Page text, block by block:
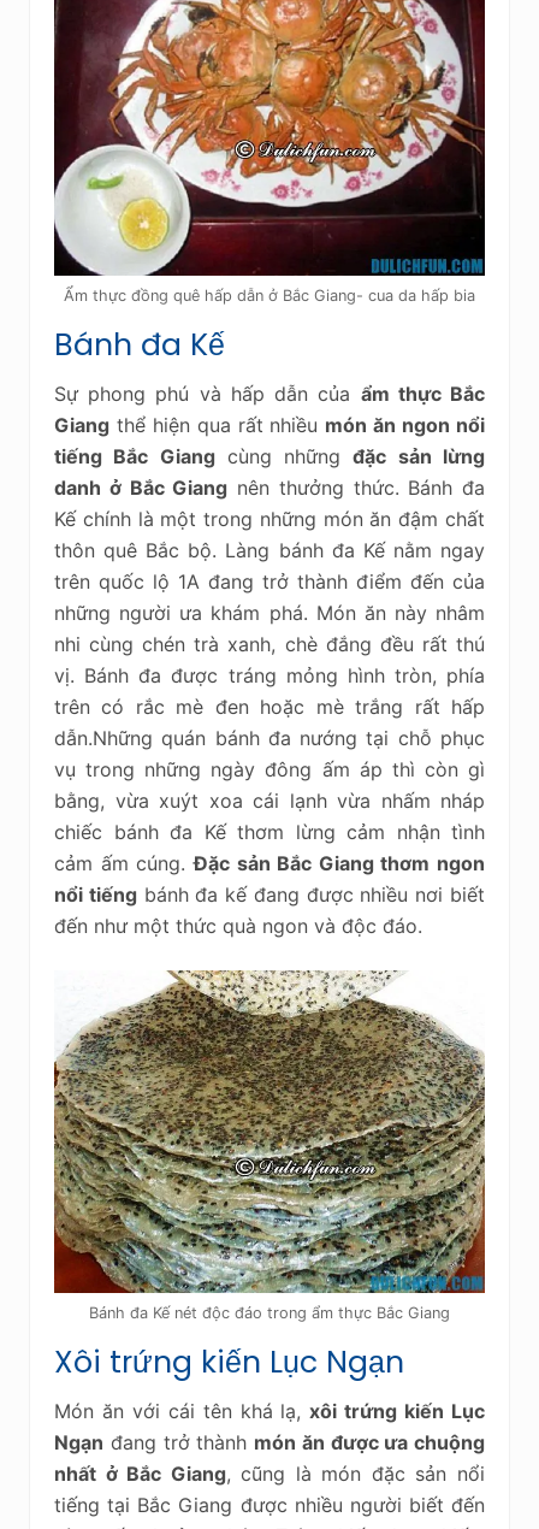
Ẩm thực đồng quê hấp dẫn ở Bắc Giang- cua da hấp bia
Bánh đa Kế
Sự phong phú và hấp dẫn của ẩm thực Bắc
Giang thể hiện qua rất nhiều món ăn ngon nổi
tiếng Bắc Giangcùng nhữngđặc sản lừng
danh ở Bắc Giang nên thưởng thức. Bánh đa
Kế chính là một trong những món ăn đậm chất
thôn quê Bắc bộ. Làng bánh đa Kế nằm ngay
trên quốc lộ 1A đang trở thành điểm đến của
những người ưa khám phá. Món ăn này nhâm
nhi cùng chén trà xanh, chè đắng đều rất thú
vị. Bánh đa được tráng mỏng hình tròn, phía
trên có rắc mè đen hoặc mè trắng rất hấp
dẫn.Những quán bánh đa nướng tại chỗ phục
vụ trong những ngày đông ấm áp thì còn gì
bằng, vừa xuýt xoa cái lạnh vừa nhấm nháp
chiếc bánh đa Kế thơm lừng cảm nhận tình
cảm ấm cúng.Đặc sản Bắc Giang thơm ngon
nổi tiếngbánh đa kế đang được nhiều nơi biết
đến như một thức quà ngon và độc đáo.
Bánh đa Kế nét độc đáo trong ẩm thực Bắc Giang
Xôi trứng kiến Lục Ngạn
Món ăn với cái tên khá lạ,xôi trứng kiến Lục
Ngạn đang trở thành món ăn được ưa chuộng
nhất ở Bắc Giang, cũng là món đặc sản nổi
tiếng tại Bắc Giang được nhiều người biết đến